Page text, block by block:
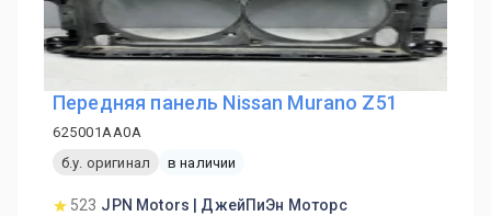
Передняя панель Nissan Murano Z51
625001AA0A
б.у. оригинал
в наличии
523 JPN Motors | ДжейПиЭн Моторс